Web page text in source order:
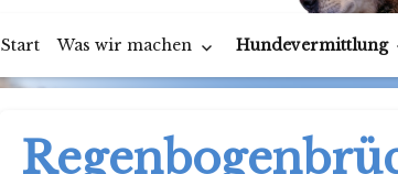
Start Was wir machen Hundevermittlung